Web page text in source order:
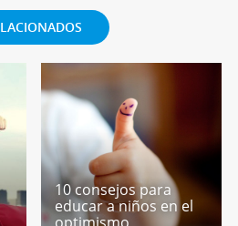
10 consejos para
educar a niños en el